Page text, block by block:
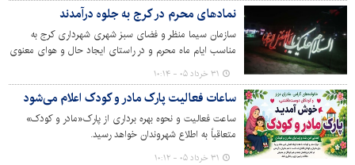
نمادهای محرم در کرج به جلوه درآمدند
سازمان سیما منظر و فضای سبز شهری شهرداری کرج به
مناسب ایام ماه محرم و در راستای ایجاد حال و هوای معنوی
و متناسب با ایام سوگواری سید و سالار شهیدان حضرت امام
حسین(ع)، تعداد 10 اِلمان حجمی و 70 اِلمان نوری در سطح
شهر کرج نصب کرد.
۳۱ خرداد ۰۵ - ۱۰:۱۴
ساعات فعالیت پارک مادر و کودک اعلام می‌شود
ساعت فعالیت و نحوه بهره برداری از پارک«مادر و کودک»
متعاقباً به اطلاع شهروندان خواهد رسید.
۳۱ خرداد ۰۵ - ۱۰:۱۲